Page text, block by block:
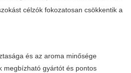
célzók fokozatosan csökkentik a
és az aroma minősége
megbízható gyártót és pontos